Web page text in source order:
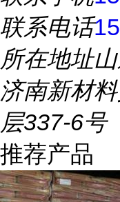
联系电话
所在地址
济南新材
层337-6号
推荐产品